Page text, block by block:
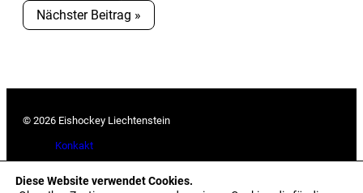
Nächster Beitrag »
© 2026 Eishockey Liechtenstein
Konkakt
Diese Website verwendet Cookies.